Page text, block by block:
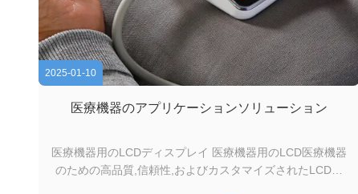
2025-01-10
医療機器のアプリケーションソリューション
医療機器用のLCDディスプレイ 医療機器用のLCD医療機器
のための高品質,信頼性,およびカスタマイズされたLCDソ